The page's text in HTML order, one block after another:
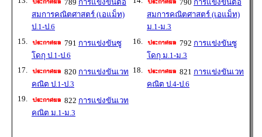
789 การแข่งขันต่อ
สมการคณิตศาสตร์ (เอแม็ท)
ป.1-ป.6
790 การแข่งขันต่อ
สมการคณิตศาสตร์ (เอแม็ท)
ม.1-ม.3
15.
791 การแข่งขันซู
โดกุ ป.1-ป.6
16. 792 การแข่งขันซู
โดกุ ม.1-ม.3
17.
820 การแข่งขันเวท
คณิต ป.1-ป.3
18. 821 การแข่งขันเวท
คณิต ป.4-ป.6
19.
822 การแข่งขันเวท
คณิต ม.1-ม.3